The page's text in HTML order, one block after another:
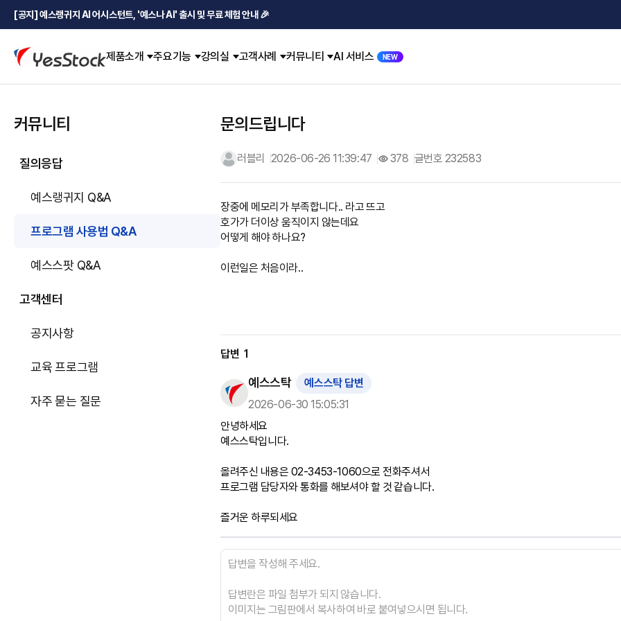
[공지] 예스랭귀지 AI 어시스턴트, '예스나 AI' 출시 및 무료 체험 안내 🎉
제품소개 주요기능 강의실 고객사례 커뮤니티 AI 서비스 NEW
커뮤니티
질의응답
예스랭귀지 Q&A
프로그램 사용법 Q&A
예스스팟 Q&A
고객센터
공지사항
교육 프로그램
자주 묻는 질문
문의드립니다
러블리 2026-06-26 11:39:47 378 글번호 232583
장중에 메모리가 부족합니다.. 라고 뜨고
호가가 더이상 움직이지 않는데요
어떻게 해야 하나요?
이런일은 처음이라..
답변 1
예스스탁
예스스탁 답변
2026-06-30 15:05:31
안녕하세요
예스스탁입니다.
올려주신 내용은 02-3453-1060으로 전화주셔서
프로그램 담당자와 통화를 해보셔야 할 것 같습니다.
즐거운 하루되세요